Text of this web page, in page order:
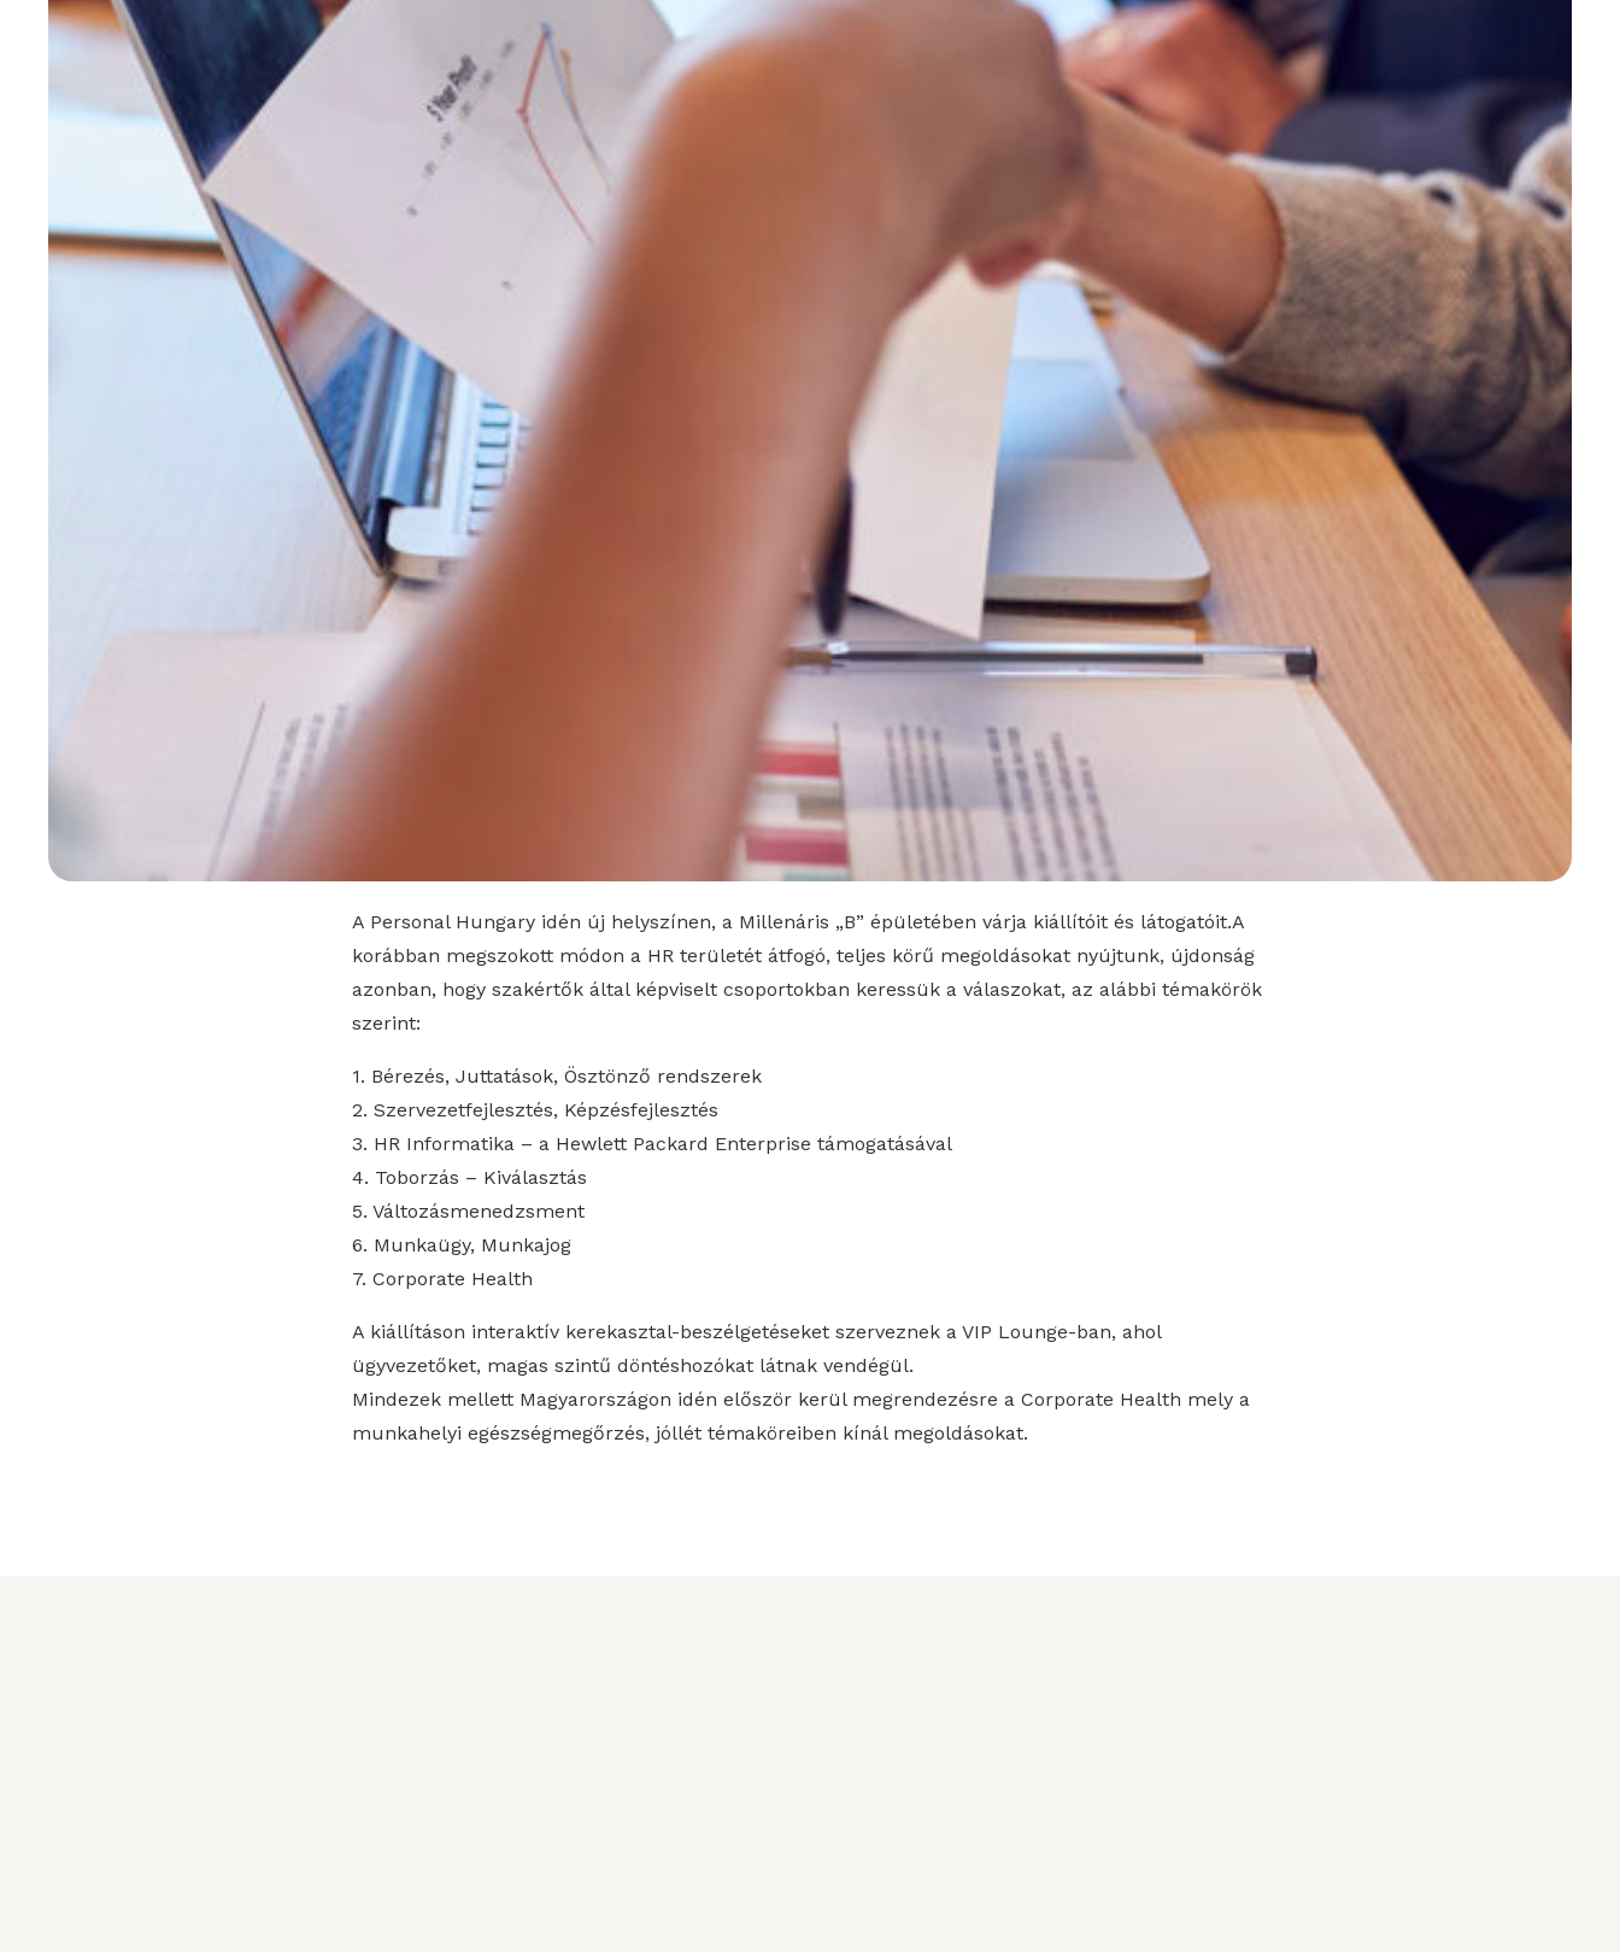
A Personal Hungary idén új helyszínen, a Millenáris „B” épületében várja kiállítóit és látogatóit.A
korábban megszokott módon a HR területét átfogó, teljes körű megoldásokat nyújtunk, újdonság
azonban, hogy szakértők által képviselt csoportokban keressük a válaszokat, az alábbi témakörök
szerint:
1. Bérezés, Juttatások, Ösztönző rendszerek
2. Szervezetfejlesztés, Képzésfejlesztés
3. HR Informatika – a Hewlett Packard Enterprise támogatásával
4. Toborzás – Kiválasztás
5. Változásmenedzsment
6. Munkaügy, Munkajog
7. Corporate Health
A kiállításon interaktív kerekasztal-beszélgetéseket szerveznek a VIP Lounge-ban, ahol
ügyvezetőket, magas szintű döntéshozókat látnak vendégül.
Mindezek mellett Magyarországon idén először kerül megrendezésre a Corporate Health mely a
munkahelyi egészségmegőrzés, jóllét témaköreiben kínál megoldásokat.